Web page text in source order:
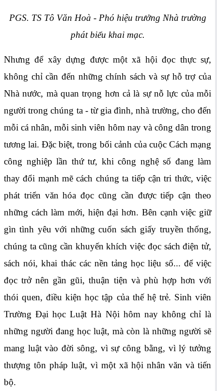
PGS. TS Tô Văn Hoà - Phó hiệu trưởng Nhà trường
phát biểu khai mạc.
Nhưng để xây dựng được một xã hội đọc thực sự,
không chỉ cần đến những chính sách và sự hỗ trợ của
Nhà nước, mà quan trọng hơn cả là sự nỗ lực của mỗi
người trong chúng ta - từ gia đình, nhà trường, cho đến
mỗi cá nhân, mỗi sinh viên hôm nay và công dân trong
tương lai. Đặc biệt, trong bối cảnh của cuộc Cách mạng
công nghiệp lần thứ tư, khi công nghệ số đang làm
thay đổi mạnh mẽ cách chúng ta tiếp cận tri thức, việc
phát triển văn hóa đọc cũng cần được tiếp cận theo
những cách làm mới, hiện đại hơn. Bên cạnh việc giữ
gìn tình yêu với những cuốn sách giấy truyền thống,
chúng ta cũng cần khuyến khích việc đọc sách điện tử,
sách nói, khai thác các nền tảng học liệu số... để việc
đọc trở nên gần gũi, thuận tiện và phù hợp hơn với
thói quen, điều kiện học tập của thế hệ trẻ. Sinh viên
Trường Đại học Luật Hà Nội hôm nay không chỉ là
những người đang học luật, mà còn là những người sẽ
mang luật vào đời sông, vì sự công bằng, vì lý tưởng
thượng tôn pháp luật, vì một xã hội nhân văn và tiến
bộ.